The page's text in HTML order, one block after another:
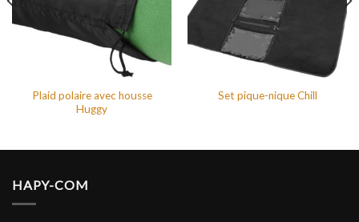
Plaid polaire avec housse
Huggy
Set pique-nique Chill
HAPY-COM